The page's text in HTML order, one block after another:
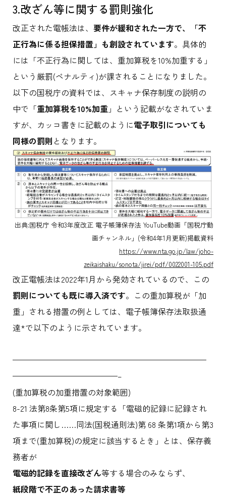
3.改ざん等に関する罰則強化
改正された電帳法は、 要件が緩和された一方で、「不
正行為に係る担保措置」も創設されています。具体的
には「不正行為に関しては、重加算税を10%加重する」
という厳罰(ペナルティ)が課されることになりました。
以下の国税庁の資料では、スキャナ保存制度の説明の
中で「重加算税を10%加重」という記載がなされていま
すが、カッコ書きに記載のように電子取引についても
同様の罰則 となります。
出典:国税庁 令和3年度改正 電子帳簿保存法 YouTube動画「国税庁動
画チャンネル」(令和4年1月更新)掲載資料
https://www.nta.go.jp/law/joho-
zeikaishaku/sonota/jirei/pdf/0022001-105.pdf
改正電帳法は2022年1月から発効されているので、この
罰則についても既に導入済です。この重加算税が「加
重」される措置の例としては、電子帳簿保存法取扱通
達*で以下のように示されています。
————————————————————————
—————————————–
(重加算税の加重措置の対象範囲)
8-21 法第8条第5項に規定する「電磁的記録に記録され
た事項に関し……同法(国税通則法)第 68 条第1項から第3
項まで(重加算税)の規定に該当するとき」とは、保存義
務者が
電磁的記録を直接改ざん等する場合のみならず、
紙段階で不正のあった請求書等